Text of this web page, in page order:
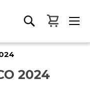
Mon
2024